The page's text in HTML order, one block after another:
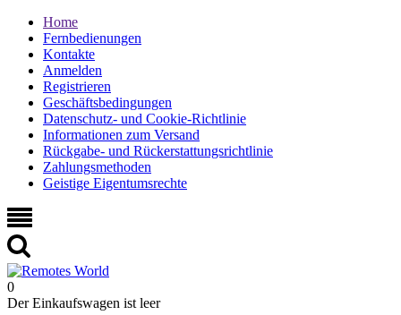
Home
Fernbedienungen
Kontakte
Anmelden
Registrieren
Geschäftsbedingungen
Datenschutz- und Cookie-Richtlinie
Informationen zum Versand
Rückgabe- und Rückerstattungsrichtlinie
Zahlungsmethoden
Geistige Eigentumsrechte
0
Der Einkaufswagen ist leer